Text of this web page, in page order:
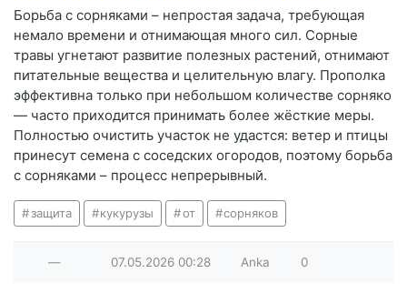
Борьба с сорняками – непростая задача, требующая
немало времени и отнимающая много сил. Сорные
травы угнетают развитие полезных растений, отнимают
питательные вещества и целительную влагу. Прополка
эффективна только при небольшом количестве сорняко
— часто приходится принимать более жёсткие меры.
Полностью очистить участок не удастся: ветер и птицы
принесут семена с соседских огородов, поэтому борьба
с сорняками – процесс непрерывный.
защита кукурузы от сорняков
— 07.05.2026 00:28 Anka 0